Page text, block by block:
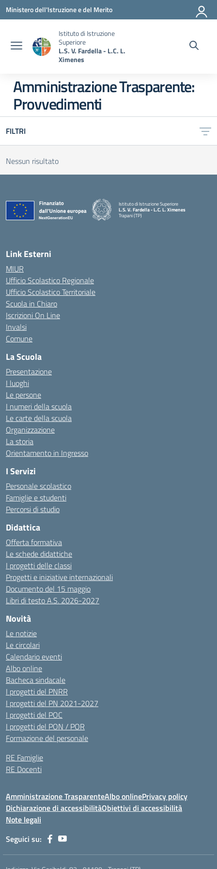
Vai ai contenuti
Vai al menu di navigazione
Vai al footer
Ministero dell'Istruzione e del Merito
Istituto di Istruzione
Superiore
L.S. V. Fardella - L.C. L.
Ximenes
Amministrazione Trasparente:
Provvedimenti
FILTRI
Nessun risultato
Istituto di Istruzione Superiore
L.S. V. Fardella - L.C. L. Ximenes
Trapani (TP)
Link Esterni
MIUR
Ufficio Scolastico Regionale
Ufficio Scolastico Territoriale
Scuola in Chiaro
Iscrizioni On Line
Invalsi
Comune
La Scuola
Presentazione
I luoghi
Le persone
I numeri della scuola
Le carte della scuola
Organizzazione
La storia
Orientamento in Ingresso
I Servizi
Personale scolastico
Famiglie e studenti
Percorsi di studio
Didattica
Offerta formativa
Le schede didattiche
I progetti delle classi
Progetti e iniziative internazionali
Documento del 15 maggio
Libri di testo A.S. 2026-2027
Novità
Le notizie
Le circolari
Calendario eventi
Albo online
Bacheca sindacale
I progetti del PNRR
I progetti del PN 2021-2027
I progetti del POC
I progetti del PON / POR
Formazione del personale
RE Famiglie
RE Docenti
Amministrazione TrasparenteAlbo onlinePrivacy policy
Dichiarazione di accessibilitàObiettivi di accessibilità
Note legali
Seguici su: